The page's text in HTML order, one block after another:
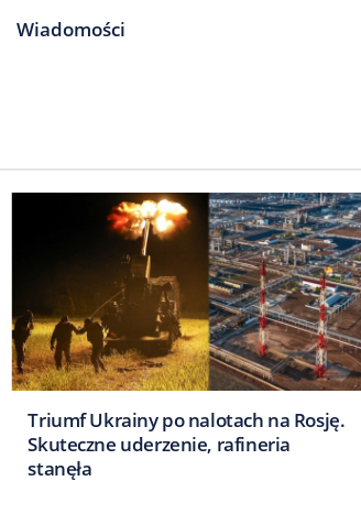
Wiadomości
Triumf Ukrainy po nalotach na Rosję.
Skuteczne uderzenie, rafineria
stanęła